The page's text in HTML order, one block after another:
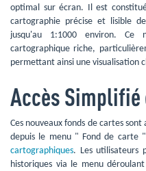
optimal sur écran. Il est
cartographie précise et lisible
jusqu'au 1:1000 environ. Ce
cartographique riche,
permettant ainsi une visualisation
Accès
Ces nouveaux fonds de cartes
depuis le menu " Fond de carte
cartographiques. Les utilisateurs
historiques via le menu